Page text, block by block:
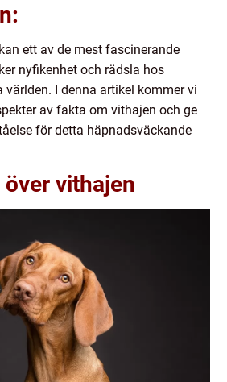
ett av de mest fascinerande
nyfikenhet och rädsla hos
världen. I denna artikel kommer vi
av fakta om vithajen och ge
för detta häpnadsväckande
vithajen